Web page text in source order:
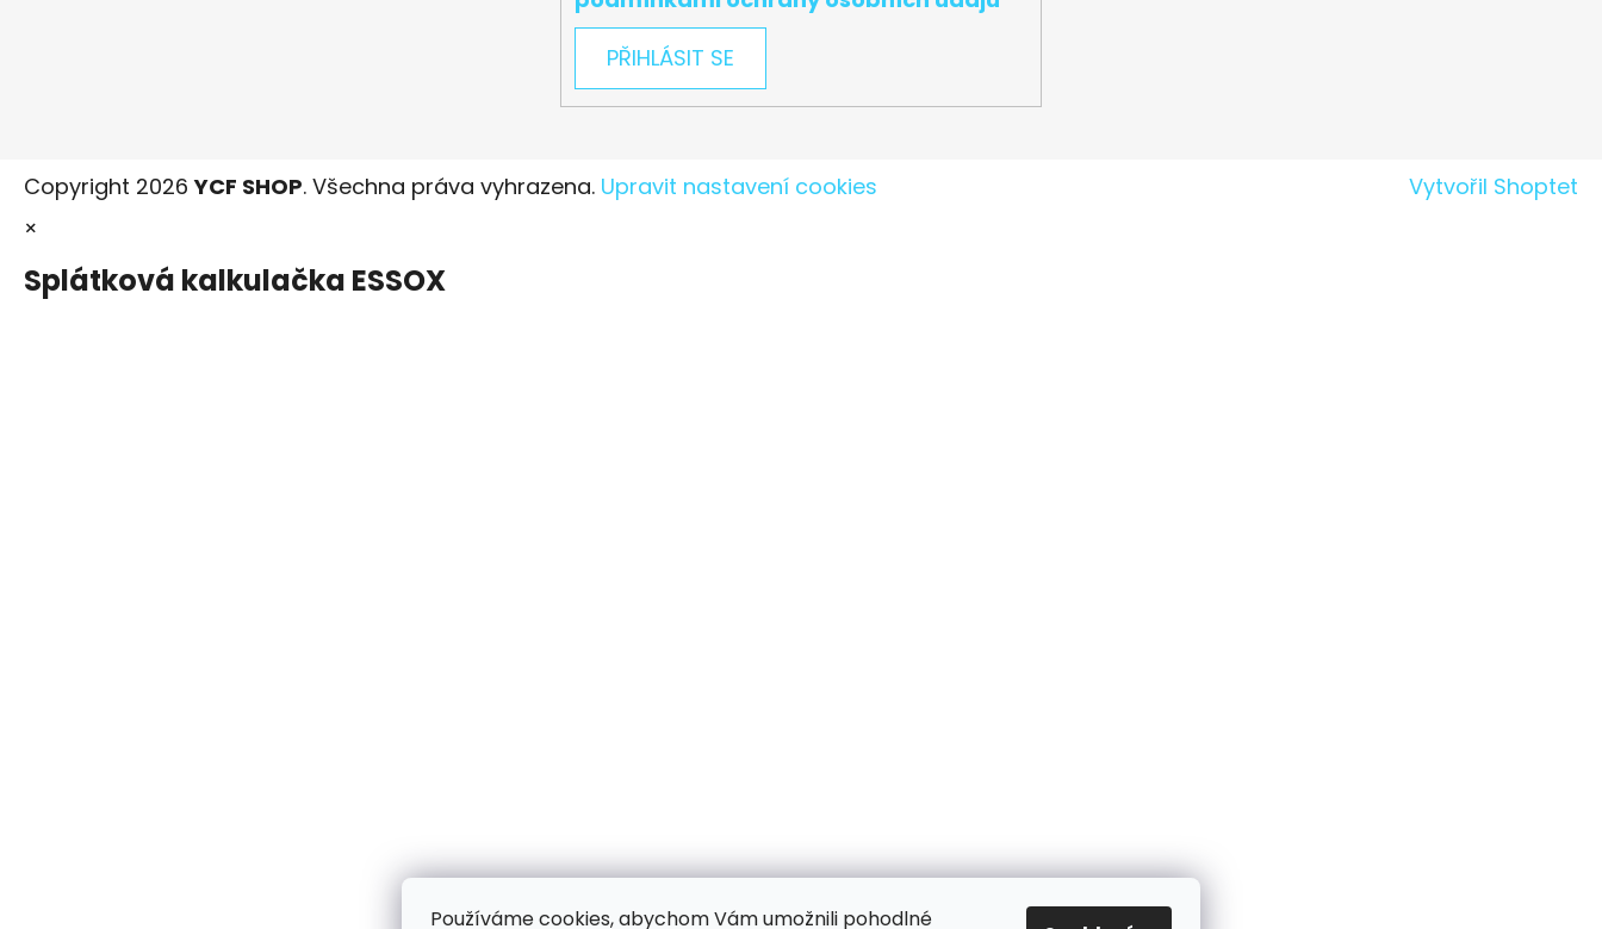
Používáme cookies, abychom Vám umožnili pohodlné
PŘIHLÁSIT SE
Vytvořil Shoptet
Copyright 2026YCF SHOP. Všechna práva vyhrazena. Upravit nastavení cookies
×
Splátková kalkulačka ESSOX